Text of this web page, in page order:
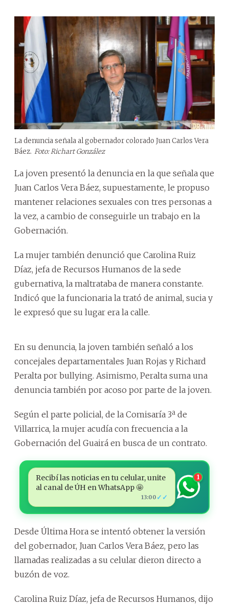
La denuncia señala al gobernador colorado Juan Carlos Vera
Báez. Foto: Richart González
La joven presentó la denuncia en la que señala que
Juan Carlos Vera Báez, supuestamente, le propuso
mantener relaciones sexuales con tres personas a
la vez, a cambio de conseguirle un trabajo en la
Gobernación.
La mujer también denunció que Carolina Ruiz
Díaz, jefa de Recursos Humanos de la sede
gubernativa, la maltrataba de manera constante.
Indicó que la funcionaria la trató de animal, sucia y
le expresó que su lugar era la calle.
En su denuncia, la joven también señaló a los
concejales departamentales Juan Rojas y Richard
Peralta por bullying. Asimismo, Peralta suma una
denuncia también por acoso por parte de la joven.
Según el parte policial, de la Comisaría 3ª de
Villarrica, la mujer acudía con frecuencia a la
Gobernación del Guairá en busca de un contrato.
Recibí las noticias en tu celular, unite
al canal de ÚH en WhatsApp 🤩
13:00 ✓✓
1
Desde Última Hora se intentó obtener la versión
del gobernador, Juan Carlos Vera Báez, pero las
llamadas realizadas a su celular dieron directo a
buzón de voz.
Carolina Ruiz Díaz, jefa de Recursos Humanos, dijo